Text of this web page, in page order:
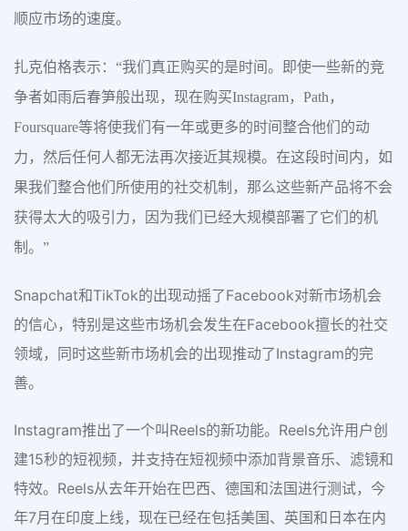
顺应市场的速度。
扎克伯格表示：“我们真正购买的是时间。即使一些新的竞
争者如雨后春笋般出现，现在购买Instagram，Path，
Foursquare等将使我们有一年或更多的时间整合他们的动
力，然后任何人都无法再次接近其规模。在这段时间内，如
果我们整合他们所使用的社交机制，那么这些新产品将不会
获得太大的吸引力，因为我们已经大规模部署了它们的机
制。”
Snapchat和TikTok的出现动摇了Facebook对新市场机会
的信心，特别是这些市场机会发生在Facebook擅长的社交
领域，同时这些新市场机会的出现推动了Instagram的完
善。
Instagram推出了一个叫Reels的新功能。Reels允许用户创
建15秒的短视频，并支持在短视频中添加背景音乐、滤镜和
特效。Reels从去年开始在巴西、德国和法国进行测试，今
年7月在印度上线，现在已经在包括美国、英国和日本在内